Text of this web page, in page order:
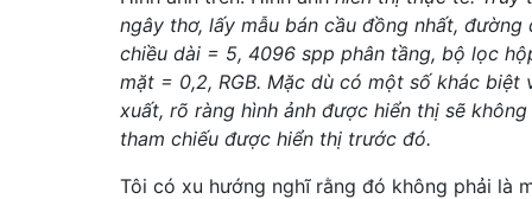
ngây thơ, lấy mẫu bán cầu đồng nhất, đường
chiều dài = 5, 4096 spp phân tầng, bộ lọc
mặt = 0,2, RGB. Mặc dù có một số khác biệt
xuất, rõ ràng hình ảnh được hiển thị sẽ
tham chiếu được hiển thị trước đó.
Tôi có xu hướng nghĩ rằng đó không phải là